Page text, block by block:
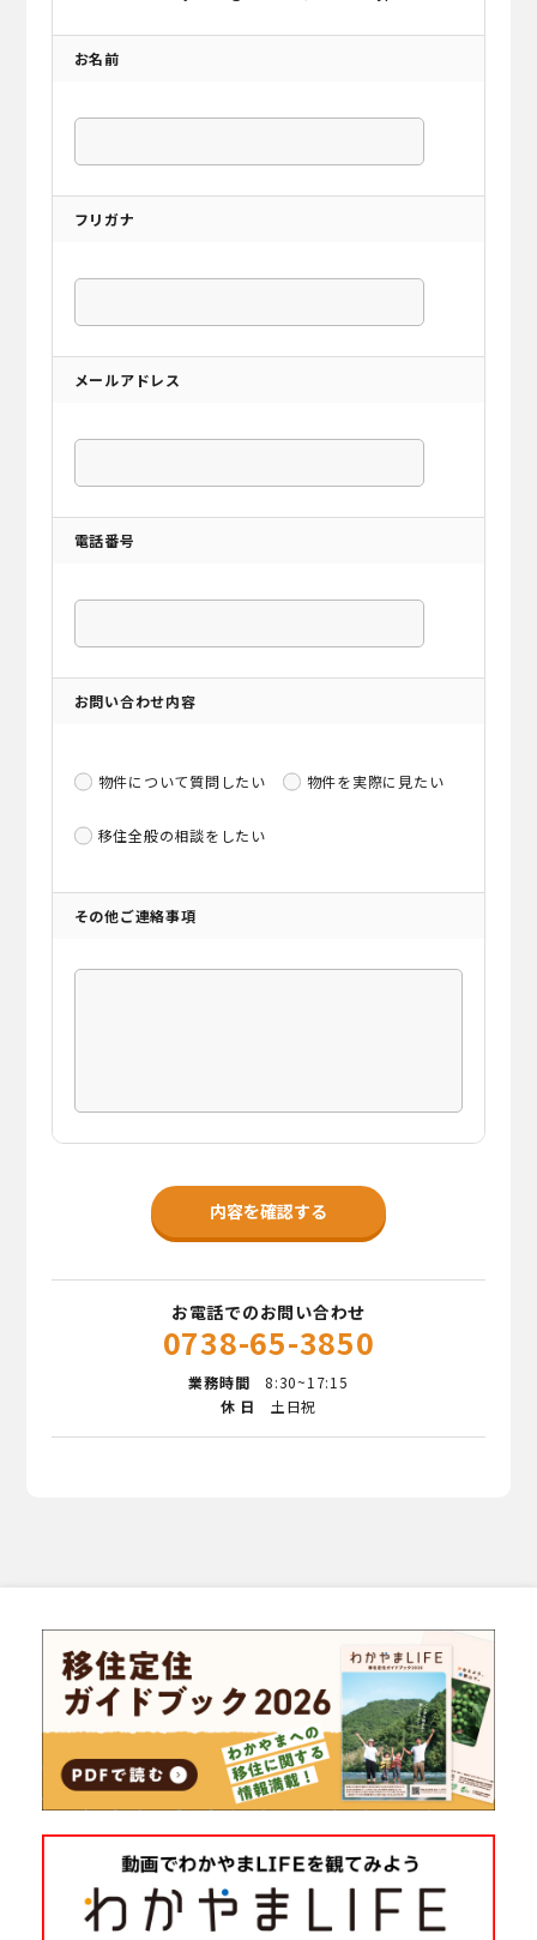
お名前
フリガナ
メールアドレス
電話番号
お問い合わせ内容
物件について質問したい 物件を実際に見たい
移住全般の相談をしたい
その他ご連絡事項
お電話でのお問い合わせ
0738-65-3850
業務時間 8:30~17:15
休 日
土日祝